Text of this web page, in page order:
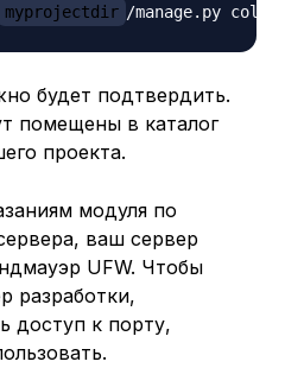
myprojectdir
будет подтвердить.
помещены в каталог
проекта.
модуля по
ваш сервер
UFW. Чтобы
разработки,
доступ к порту,